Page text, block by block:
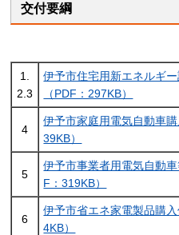
交付要綱
1.
2.3
伊予市住宅用新エネルギ
（PDF：297KB）
4
伊予市家庭用電気自動車
39KB）
5
伊予市事業者用電気自動
F：319KB）
6
伊予市省エネ家電製品購
4KB）